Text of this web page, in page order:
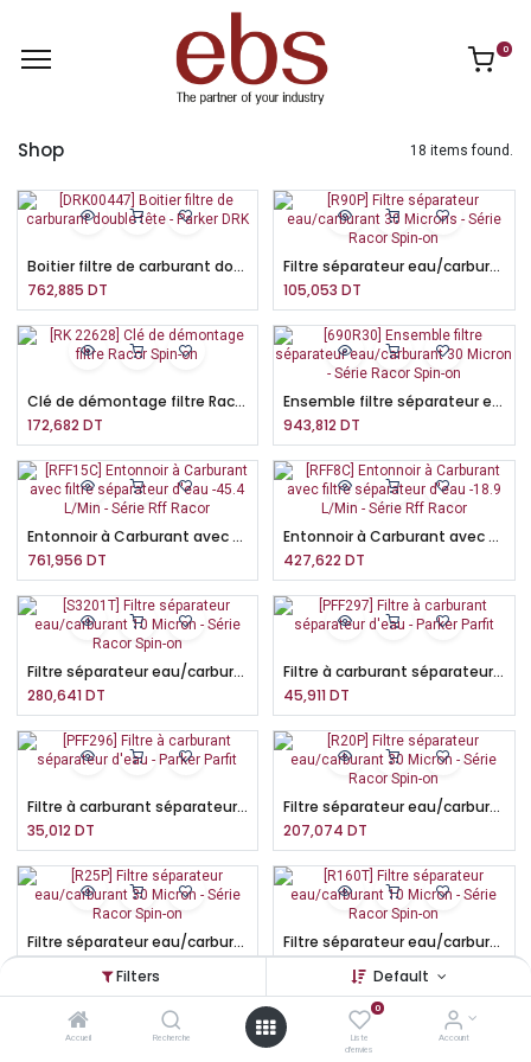
Filters Default
Accueil Recherche
0
Liste
d'envies
Account
0
Shop 18 items found.
Boitier filtre de carburant double tête - Parker DRK
762,885 DT
Filtre séparateur eau/carburant 30 Microns - Série Racor Spin-on
105,053 DT
Clé de démontage filtre Racor Spin-on
172,682 DT
Ensemble filtre séparateur eau/carburant 30 Micron - Série Racor Spin-on
943,812 DT
Entonnoir à Carburant avec filtre séparateur d'eau -45.4 L/Min - Série Rff Racor
761,956 DT
Entonnoir à Carburant avec filtre séparateur d'eau -18.9 L/Min - Série Rff Racor
427,622 DT
Filtre séparateur eau/carburant 10 Micron - Série Racor Spin-on
280,641DT
Filtre à carburant séparateur d'eau - Parker Parfit
45,911DT
Filtre à carburant séparateur d'eau - Parker Parfit
35,012 DT
Filtre séparateur eau/carburant 30 Micron - Série Racor Spin-on
207,074 DT
Filtre séparateur eau/carburant 30 Micron - Série Racor Spin-on
Filtre séparateur eau/carburant 10 Micron - Série Racor Spin-on
DT